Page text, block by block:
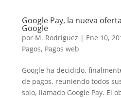
Google Pay, la nueva
Google
por M. Rodríguez | Ene 10,
Pagos, Pagos web
Google ha decidido,
de pagos, reuniendo todos
solo, llamado Google Pay. El